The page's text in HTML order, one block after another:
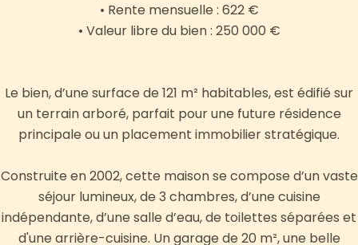
• Rente mensuelle : 622 €
• Valeur libre du bien : 250 000 €
Le bien, d’une surface de 121 m² habitables, est édifié sur
un terrain arboré, parfait pour une future résidence
principale ou un placement immobilier stratégique.
Construite en 2002, cette maison se compose d’un vaste
séjour lumineux, de 3 chambres, d’une cuisine
indépendante, d’une salle d’eau, de toilettes séparées et
d'une arrière-cuisine. Un garage de 20 m², une belle